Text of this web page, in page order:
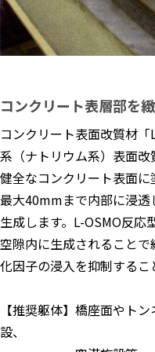
コンクリート表層部を
コンクリート表面改質材
系（ナトリウム系）表面改
健全なコンクリート表面に
最大40mmまで内部に浸透
生成します。L-OSMO反応
空隙内に生成されること
化因子の浸入を抑制するこ
【推奨躯体】橋座面やト
設、